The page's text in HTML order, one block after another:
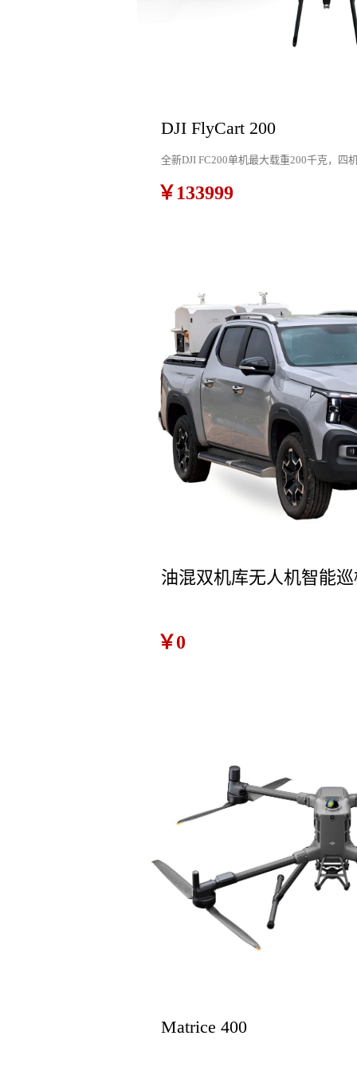
DJI FlyCart 200
全新DJI FC200单机最大载重200千克，四
和四电两种模式，还可灵活选择旗舰空吊和
￥133999
油混双机库无人机智能
￥0
Matrice 400